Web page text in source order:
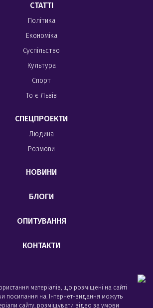
СТАТТІ
Політика
Економіка
Суспільство
Культура
Спорт
То є Львів
СПЕЦПРОЕКТИ
Людина
Розмови
НОВИНИ
БЛОГИ
ОПИТУВАННЯ
КОНТАКТИ
матеріалів, що розміщені на сайті
посилання на. Інтернет-видання можуть
сайту, розміщувати відео за умови